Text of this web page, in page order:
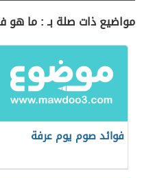
مواضيع ذات صلة بـ : ما هو
فوائد صوم يوم عرفة